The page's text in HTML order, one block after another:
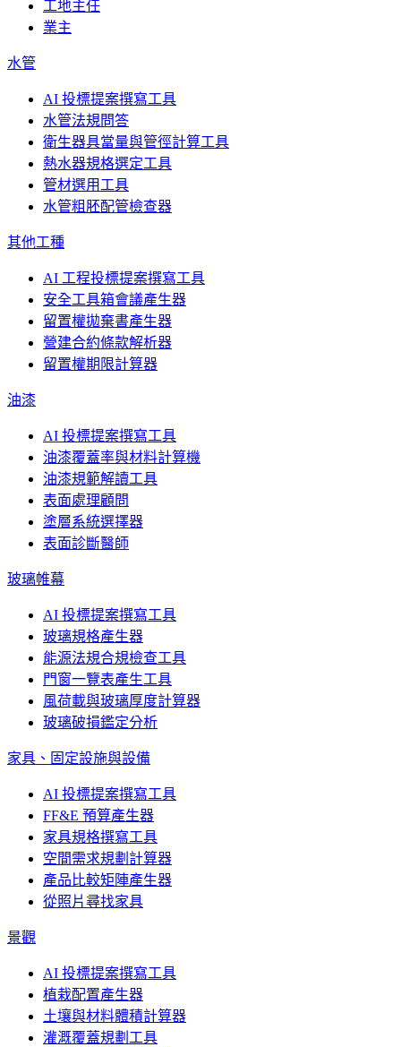
工地主任
業主
水管
AI 投標提案撰寫工具
水管法規問答
衛生器具當量與管徑計算工具
熱水器規格選定工具
管材選用工具
水管粗胚配管檢查器
其他工種
AI 工程投標提案撰寫工具
安全工具箱會議產生器
留置權拋棄書產生器
營建合約條款解析器
留置權期限計算器
油漆
AI 投標提案撰寫工具
油漆覆蓋率與材料計算機
油漆規範解讀工具
表面處理顧問
塗層系統選擇器
表面診斷醫師
玻璃帷幕
AI 投標提案撰寫工具
玻璃規格產生器
能源法規合規檢查工具
門窗一覽表產生工具
風荷載與玻璃厚度計算器
玻璃破損鑑定分析
家具、固定設施與設備
AI 投標提案撰寫工具
FF&E 預算產生器
家具規格撰寫工具
空間需求規劃計算器
產品比較矩陣產生器
從照片尋找家具
景觀
AI 投標提案撰寫工具
植栽配置產生器
土壤與材料體積計算器
灌溉覆蓋規劃工具